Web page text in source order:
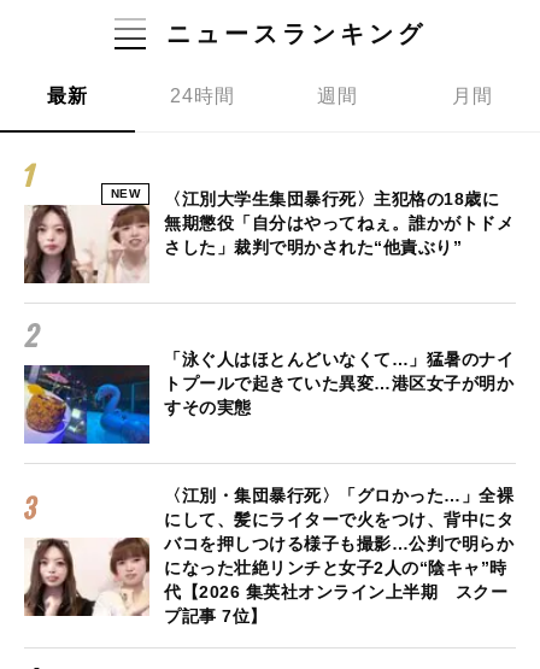
ニュースランキング
最新 24時間 週間 月間
NEW
〈江別大学生集団暴行死〉主犯格の18歳に
無期懲役「自分はやってねぇ。誰かがトドメ
さした」裁判で明かされた“他責ぶり”
「泳ぐ人はほとんどいなくて…」猛暑のナイ
トプールで起きていた異変…港区女子が明か
すその実態
〈江別・集団暴行死〉「グロかった…」全裸
にして、髪にライターで火をつけ、背中にタ
バコを押しつける様子も撮影…公判で明らか
になった壮絶リンチと女子2人の“陰キャ”時
代【2026 集英社オンライン上半期 スクー
プ記事 7位】